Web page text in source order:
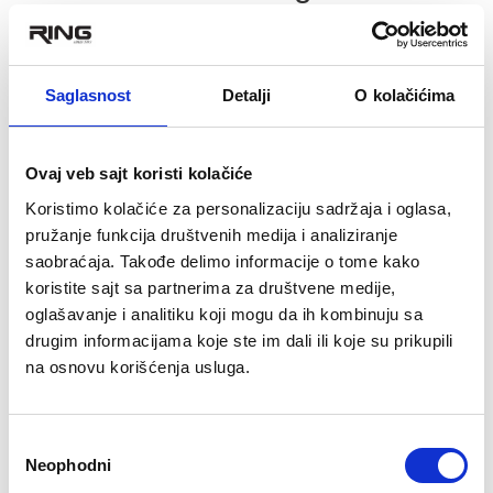
Saglasnost Detalji O kolačićima
Ovaj veb sajt koristi kolačiće
Koristimo kolačiće za personalizaciju sadržaja i oglasa,
pružanje funkcija društvenih medija i analiziranje
saobraćaja. Takođe delimo informacije o tome kako
koristite sajt sa partnerima za društvene medije,
oglašavanje i analitiku koji mogu da ih kombinuju sa
drugim informacijama koje ste im dali ili koje su prikupili
na osnovu korišćenja usluga.
сагласности
Neophodni
Trajanje anaerobnog treninga zavisi od
vaših ciljeva, trenutne kondicije i
anaerobnih vežbi koje izaberete.
Generalno, anaerobni trening obuhvata
kratke, intenzivne napore, pa ukupno
je izuzetno efikasno.
Ako je vaš cilj da HIIT treningom ojačate i
povećate mišićnu masu, HIIT sesije
obično traju između 20 i 30 minuta. To
uključuje vreme za zagrevanje, nekoliko
periode odmora (npr. 10-60 sekundi).